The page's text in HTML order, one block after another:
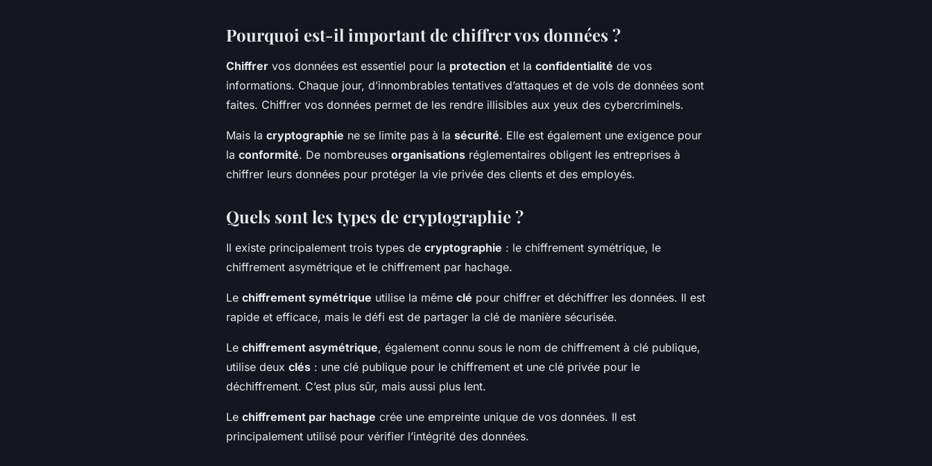
Pourquoi est-il important de chiffrer vos données ?
Chiffrer vos données est essentiel pour la protection et la confidentialité de vos
informations. Chaque jour, d’innombrables tentatives d’attaques et de vols de données sont
faites. Chiffrer vos données permet de les rendre illisibles aux yeux des cybercriminels.
Mais la cryptographie ne se limite pas à la sécurité. Elle est également une exigence pour
la conformité. De nombreuses organisations réglementaires obligent les entreprises à
chiffrer leurs données pour protéger la vie privée des clients et des employés.
Quels sont les types de cryptographie ?
Il existe principalement trois types de cryptographie : le chiffrement symétrique, le
chiffrement asymétrique et le chiffrement par hachage.
Le chiffrement symétrique utilise la même clé pour chiffrer et déchiffrer les données. Il est
rapide et efficace, mais le défi est de partager la clé de manière sécurisée.
Le chiffrement asymétrique, également connu sous le nom de chiffrement à clé publique,
utilise deux clés : une clé publique pour le chiffrement et une clé privée pour le
déchiffrement. C’est plus sûr, mais aussi plus lent.
Le chiffrement par hachage crée une empreinte unique de vos données. Il est
principalement utilisé pour vérifier l’intégrité des données.